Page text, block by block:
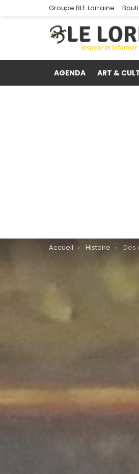
Groupe BLE Lorraine
AGENDA ART &
You are here:
Accueil Histoire Des